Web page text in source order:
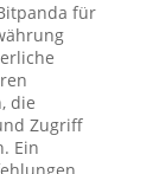
für
die
Zugriff
Ein